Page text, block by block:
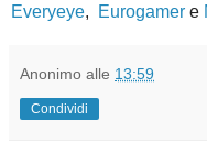
Everyeye, Eurogamer e
Anonimo alle 13:59
Condividi